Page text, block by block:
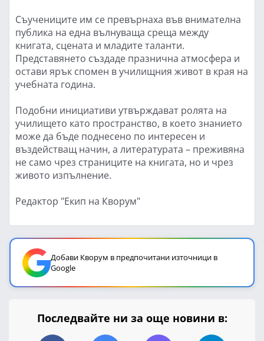
Съучениците им се превърнаха във внимателна
публика на една вълнуваща среща между
книгата, сцената и младите таланти.
Представянето създаде празнична атмосфера и
остави ярък спомен в училищния живот в края на
учебната година.
Подобни инициативи утвърждават ролята на
училището като пространство, в което знанието
може да бъде поднесено по интересен и
въздействащ начин, а литературата – преживяна
не само чрез страниците на книгата, но и чрез
живото изпълнение.
Редактор "Екип на Кворум"
Добави Кворум в предпочитани източници в
Google
Последвайте ни за още новини в: